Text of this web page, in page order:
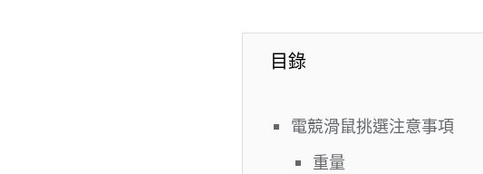
目錄
電競滑鼠挑選注意事項
重量